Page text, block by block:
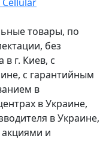
товары, по
без
в г. Киев, с
с гарантийным
в
в Украине,
в Украине,
акциями и